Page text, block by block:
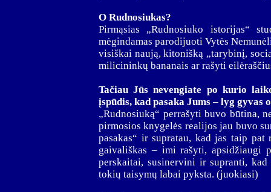
O Rudnosiukas?
Pirmąsias „Rudnosiuko istorijas“
mėgindamas parodijuoti Vytės
visiškai naują, kitonišką „tarybinį,
milicininkų bananais ar rašyti
Tačiau Jūs nevengiate po kurio
įspūdis, kad pasaka Jums – lyg
„Rudnosiuką“ perrašyti buvo būtina,
pirmosios knygelės realijos jau buvo
pasakas“ ir supratau, kad jas taip
gaivališkas – imi rašyti, apsidžiaugi
perskaitai, susinervini ir supranti,
tokių taisymų labai pyksta. (juokiasi)